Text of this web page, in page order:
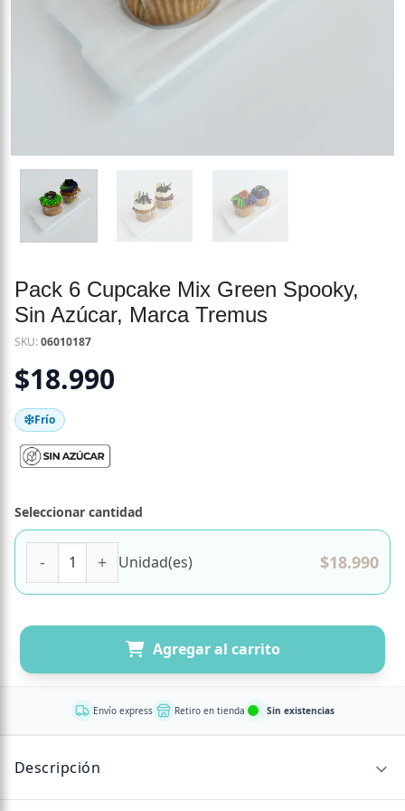
Pack 6 Cupcake Mix Green Spooky,
Sin Azúcar, Marca Tremus
SKU:06010187
$18.990
Frío
Seleccionar cantidad
Unidad(es) $18.990
Agregar al carrito
Envío express Retiro en tienda Sin existencias
Descripción